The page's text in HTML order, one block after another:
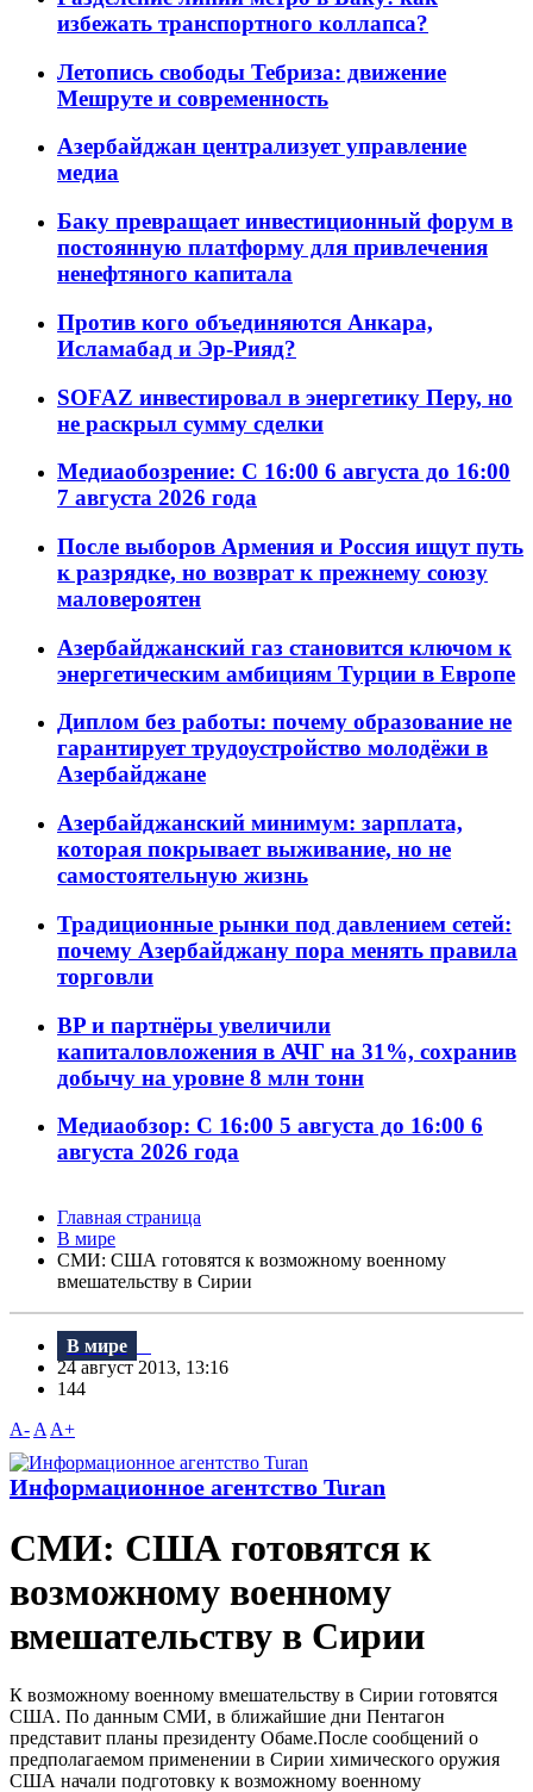
избежать транспортного коллапса?
Летопись свободы Тебриза: движение
Мешруте и современность
Азербайджан централизует управление
медиа
Баку превращает инвестиционный форум в
постоянную платформу для привлечения
ненефтяного капитала
Против кого объединяются Анкара,
Исламабад и Эр-Рияд?
SOFAZ инвестировал в энергетику Перу, но
не раскрыл сумму сделки
Медиаобозрение: С 16:00 6 августа до 16:00
7 августа 2026 года
После выборов Армения и Россия ищут путь
к разрядке, но возврат к прежнему союзу
маловероятен
Азербайджанский газ становится ключом к
энергетическим амбициям Турции в Европе
Диплом без работы: почему образование не
гарантирует трудоустройство молодёжи в
Азербайджане
Азербайджанский минимум: зарплата,
которая покрывает выживание, но не
самостоятельную жизнь
Традиционные рынки под давлением сетей:
почему Азербайджану пора менять правила
торговли
BP и партнёры увеличили
капиталовложения в АЧГ на 31%, сохранив
добычу на уровне 8 млн тонн
Медиаобзор: С 16:00 5 августа до 16:00 6
августа 2026 года
Главная страница
В мире
СМИ: США готовятся к возможному военному
вмешательству в Сирии
В мире
24 август 2013, 13:16
144
A- A A+
Информационное агентство Turan
СМИ: США готовятся к
возможному военному
вмешательству в Сирии
К возможному военному вмешательству в Сирии готовятся
США. По данным СМИ, в ближайшие дни Пентагон
представит планы президенту Обаме.После сообщений о
предполагаемом применении в Сирии химического оружия
США начали подготовку к возможному военному